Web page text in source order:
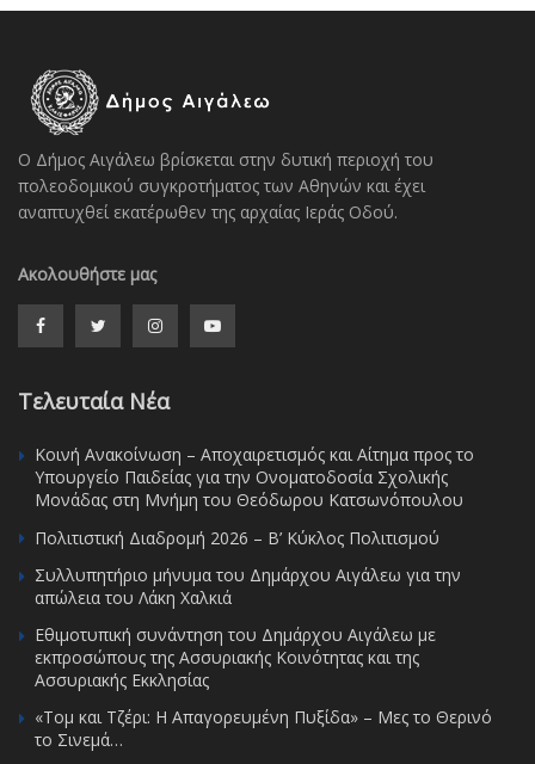
Ο Δήμος Αιγάλεω βρίσκεται στην δυτική περιοχή του
πολεοδομικού συγκροτήματος των Αθηνών και έχει
αναπτυχθεί εκατέρωθεν της αρχαίας Ιεράς Οδού.
Ακολουθήστε μας
Τελευταία Νέα
Κοινή Ανακοίνωση – Αποχαιρετισμός και Αίτημα προς το
Υπουργείο Παιδείας για την Ονοματοδοσία Σχολικής
Μονάδας στη Μνήμη του Θεόδωρου Κατσωνόπουλου
Πολιτιστική Διαδρομή 2026 – Β’ Κύκλος Πολιτισμού
Συλλυπητήριο μήνυμα του Δημάρχου Αιγάλεω για την
απώλεια του Λάκη Χαλκιά
Εθιμοτυπική συνάντηση του Δημάρχου Αιγάλεω με
εκπροσώπους της Ασσυριακής Κοινότητας και της
Ασσυριακής Εκκλησίας
«Τομ και Τζέρι: Η Απαγορευμένη Πυξίδα» – Μες το Θερινό
το Σινεμά…